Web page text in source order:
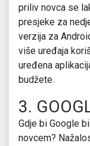
priliv novca se
presjeke za
verzija za
više uređaja
uređena
budžete.
3.
Gdje bi Google
novcem?